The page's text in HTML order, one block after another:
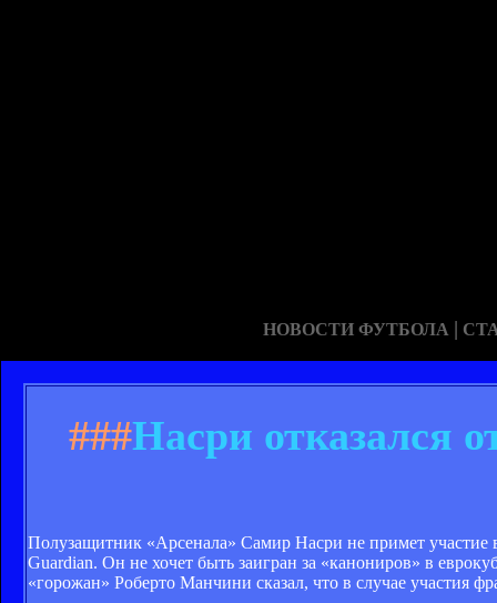
НОВОСТИ ФУТБОЛА |
###Насри отказался
Полузащитник «Арсенала» Самир Насри не примет участие
Guardian. Он не хочет быть заигран за «канониров» в
«горожан» Роберто Манчини сказал, что в случае участия